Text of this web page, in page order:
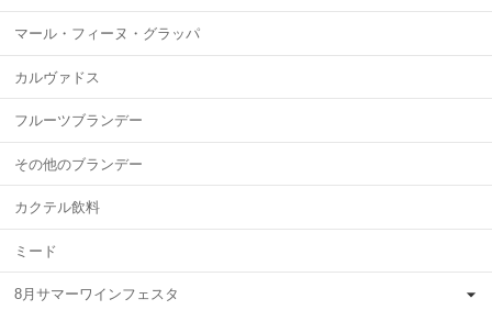
マール・フィーヌ・グラッパ
カルヴァドス
フルーツブランデー
その他のブランデー
カクテル飲料
ミード
8月サマーワインフェスタ